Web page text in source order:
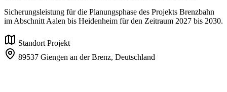
Sicherungsleistung für die Planungsphase des Projekts Brenzbahn
im Abschnitt Aalen bis Heidenheim für den Zeitraum 2027 bis 2030.
Standort Projekt
89537 Giengen an der Brenz, Deutschland